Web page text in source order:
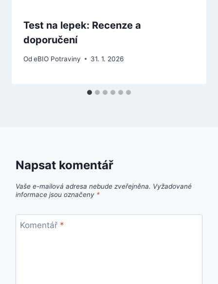
Test na lepek: Recenze a
doporučení
OdeBIO Potraviny 31. 1. 2026
Napsat komentář
Vaše e-mailová adresa nebude zveřejněna. Vyžadované
informace jsou označeny *
Komentář *